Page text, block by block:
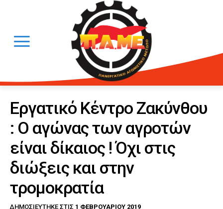
Εργατικό Κέντρο Ζακύνθου
: Ο αγώνας των αγροτών
είναι δίκαιος ! Όχι στις
διώξεις και στην
τρομοκρατία
ΔΗΜΟΣΙΕΎΤΗΚΕ ΣΤΙΣ 1 ΦΕΒΡΟΥΑΡΊΟΥ 2019